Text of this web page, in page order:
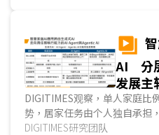
供针对运动赛事的观看模式与
性的查找功能与跨模型AI查找
传递内容的设备，更是集结娱
AI 分
发展主
DIGITIMES观察，单人家庭比
势，居家任务由个人独自承担
求。智能家居AI若要从现阶段
DIGITIMES研究团队